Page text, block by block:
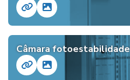
Câmara fotoestabilidade